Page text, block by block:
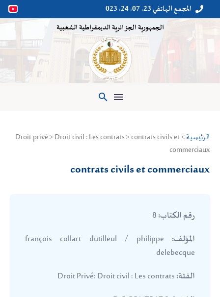

 المجمع الهاتفي 23. 07. 24. 023
الجمهورية الجزائرية الديمقراطية الشعبية

الرئيسية > Droit privé > Droit civil : Les contrats > contrats civils et
commerciaux
contrats civils et commerciaux
رقم الكتاب:
المؤلف:
françois collart dutilleul / philippe
delebecque
الفئة: